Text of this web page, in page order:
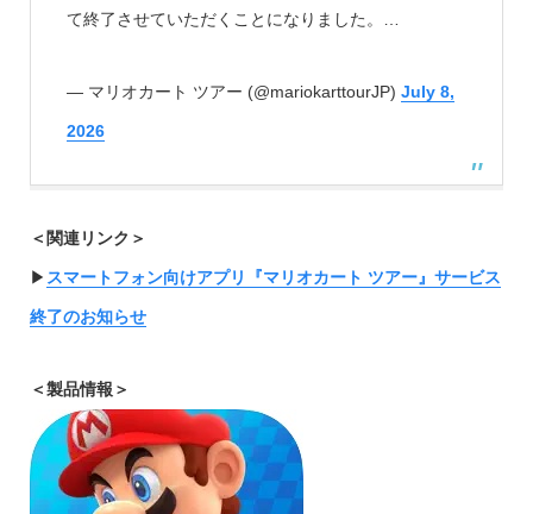
て終了させていただくことになりました。…
— マリオカート ツアー (@mariokarttourJP) July 8,
2026
＜関連リンク＞
▶︎ スマートフォン向けアプリ『マリオカート ツアー』サービス
終了のお知らせ
＜製品情報＞